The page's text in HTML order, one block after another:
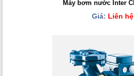
Máy bơm nước Inter
Giá: Liên hệ